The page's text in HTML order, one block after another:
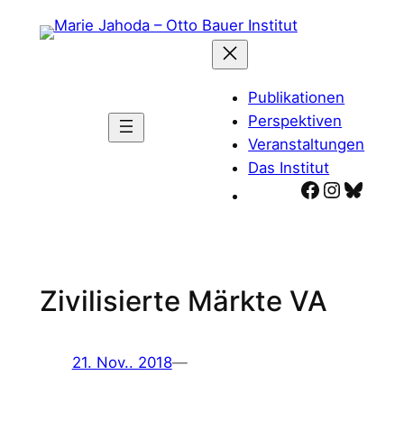
Inhalt
Publikationen
Perspektiven
Veranstaltungen
Das Institut
Facebook
Zivilisierte Märkte VA
21. Nov.. 2018—